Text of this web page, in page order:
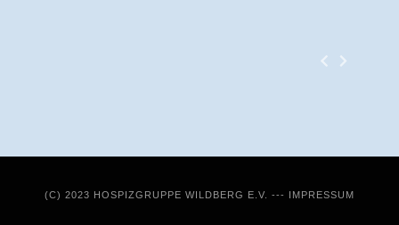
(C) 2023 HOSPIZGRUPPE WILDBERG E.V. --- IMPRESSUM